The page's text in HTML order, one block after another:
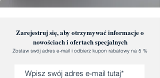
Zarejestruj się, aby otrzymywać informacje o
nowościach i ofertach specjalnych
Zostaw swój adres e-mail i odbierz kupon rabatowy na 5 %